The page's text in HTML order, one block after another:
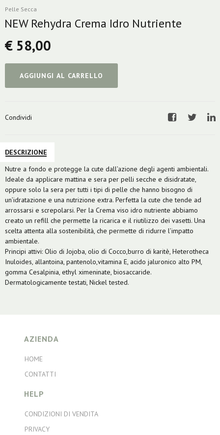
Pelle Secca
NEW Rehydra Crema Idro Nutriente
€ 58,00
AGGIUNGI AL CARRELLO
Condividi
DESCRIZIONE
Nutre a fondo e protegge la cute dall’azione degli agenti ambientali.
Ideale da applicare mattina e sera per pelli secche e disidratate,
oppure solo la sera per tutti i tipi di pelle che hanno bisogno di
un’idratazione e una nutrizione extra. Perfetta la cute che tende ad
arrossarsi e screpolarsi. Per la Crema viso idro nutriente abbiamo
creato un refill che permette la ricarica e il riutilizzo dei vasetti. Una
scelta attenta alla sostenibilità, che permette di ridurre l’impatto
ambientale.
Principi attivi: Olio di Jojoba, olio di Cocco,burro di karitè, Heterotheca
Inuloides, allantoina, pantenolo,vitamina E, acido jaluronico alto PM,
gomma Cesalpinia, ethyl ximeninate, biosaccaride.
Dermatologicamente testati, Nickel tested.
AZIENDA
HOME
CONTATTI
HELP
CONDIZIONI DI VENDITA
PRIVACY